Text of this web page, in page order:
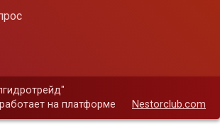
на платформе
Nestorclub.com